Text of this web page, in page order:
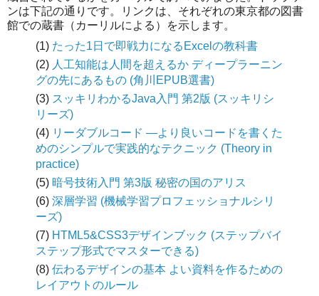
ンは下記の通りです。リンクは、それぞれの東京都の図書
館での蔵書（カーリルによる）を示します。
(1) たった1日で即戦力になるExcelの教科書
(2) 人工知能は人間を超えるか ディープラーニン
グの先にあるもの (角川EPUB選書)
(3) スッキリわかるJava入門 第2版 (スッキリシ
リーズ)
(4) リーダブルコード ―より良いコードを書くた
めのシンプルで実践的なテクニック (Theory in
practice)
(5) 暗号技術入門 第3版 秘密の国のアリス
(6) 深層学習 (機械学習プロフェッショナルシリ
ーズ)
(7) HTML5&CSS3デザインブック (ステップバイ
ステップ形式でマスターできる)
(8) 伝わるデザインの基本 よい資料を作るための
レイアウトのルール